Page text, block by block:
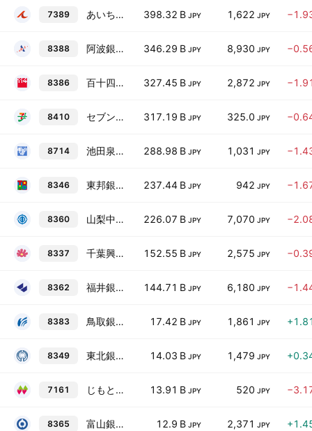
7389 あいちフィナンシャルグループ 398.32 B JPY 1,622 JPY
8388 阿波銀行 346.29 B JPY 8,930 JPY
8386 百十四銀行 327.45 B JPY 2,872 JPY
8410 セブン銀行 317.19 B JPY 325.0 JPY
8714 池田泉州ホールディングス 288.98 B JPY 1,031 JPY
8346 東邦銀行 237.44 B JPY 942 JPY
8360 山梨中央銀行 226.07 B JPY 7,070 JPY
8337 千葉興業銀行 152.55 B JPY 2,575 JPY
8362 福井銀行 144.71 B JPY 6,180 JPY
8383 鳥取銀行 17.42 B JPY 1,861 JPY
8349 東北銀行 14.03 B JPY 1,479 JPY
7161 じもとホールディングス 13.91 B JPY 520 JPY
8365 富山銀行 12.9 B JPY 2,371 JPY